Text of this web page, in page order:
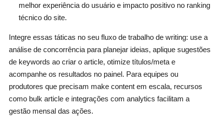
melhor experiência do usuário e impacto positivo no ranking
técnico do site.
Integre essas táticas no seu fluxo de trabalho de writing: use a
análise de concorrência para planejar ideias, aplique sugestões
de keywords ao criar o article, otimize títulos/meta e
acompanhe os resultados no painel. Para equipes ou
produtores que precisam make content em escala, recursos
como bulk article e integrações com analytics facilitam a
gestão mensal das ações.